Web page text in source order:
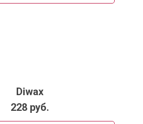
Diwax
228 руб.